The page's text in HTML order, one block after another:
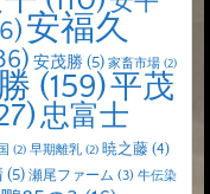
安福久
安茂勝 (5) 家畜市場 (2)
(159)平茂
忠富士
(2) 早期離乳 (2) 暁之藤 (4)
(5) 瀬尾ファーム (3) 牛伝染